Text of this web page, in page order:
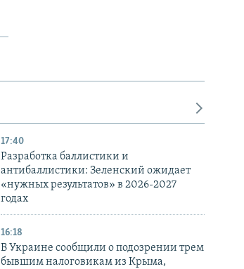
17:40
Разработка баллистики и
антибаллистики: Зеленский ожидает
«нужных результатов» в 2026-2027
годах
16:18
В Украине сообщили о подозрении трем
бывшим налоговикам из Крыма,